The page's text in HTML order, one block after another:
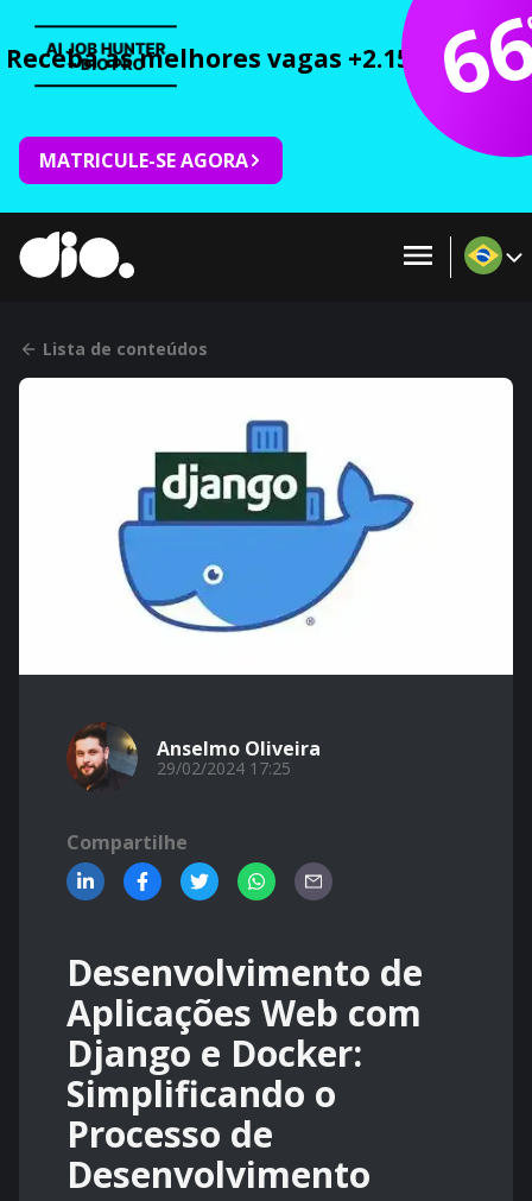
Receba as melhores vagas +2.150 cursos
MATRICULE-SE AGORA
Lista de conteúdos
Anselmo Oliveira
29/02/2024 17:25
Compartilhe
Desenvolvimento de
Aplicações Web com
Django e Docker:
Simplificando o
Processo de
Desenvolvimento